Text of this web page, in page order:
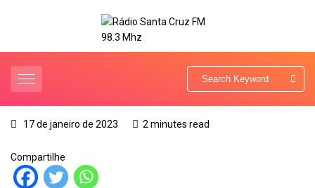
17 de janeiro de 2023 2 minutes read
Compartilhe